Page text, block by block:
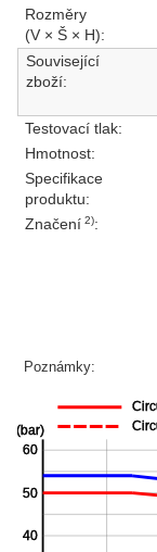
Rozměry
(V × Š × H):
Související
zboží:
Testovací tlak:
Hmotnost:
Specifikace
produktu:
Značení2):
Poznámky: